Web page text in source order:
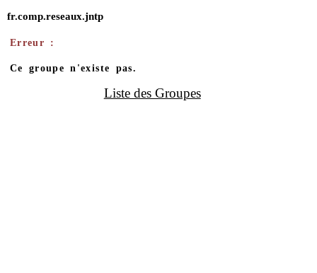
fr.comp.reseaux.jntp
Erreur :
Ce groupe n'existe pas.
Liste des Groupes